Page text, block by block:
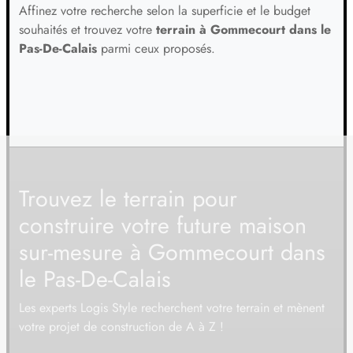
Affinez votre recherche selon la superficie et le budget
souhaités et trouvez votre terrain à Gommecourt dans le
Pas-De-Calais parmi ceux proposés.
Trouvez le terrain pour
construire votre future maison
sur-mesure à Gommecourt dans
le Pas-De-Calais
Les experts Logis Style recherchent votre terrain et mènent
votre projet de construction de A à Z !